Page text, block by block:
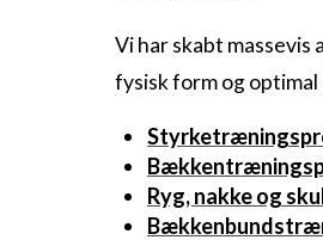
Vi har skabt
fysisk form og
Ryg, nakke og